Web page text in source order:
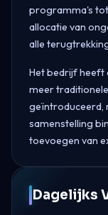
programma's
allocatie van
alle
Het bedrijf heeft
meer
geïntroduceerd,
samenstelling
toevoegen van
Dagelijks